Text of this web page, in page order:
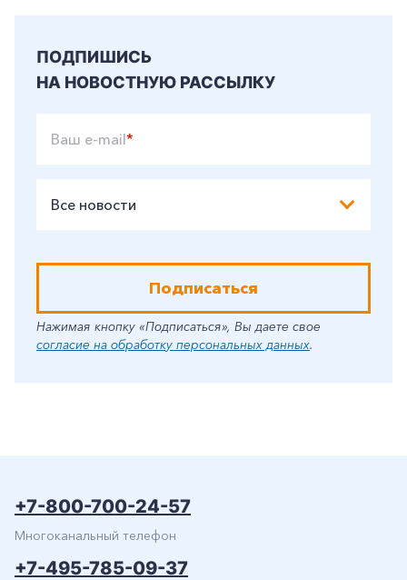
ПОДПИШИСЬ
НА НОВОСТНУЮ РАССЫЛКУ
Ваш e-mail*
Все новости
Подписаться
Нажимая кнопку «Подписаться», Вы даете свое
согласие на обработку персональных данных.
+7-800-700-24-57
Многоканальный телефон
+7-495-785-09-37